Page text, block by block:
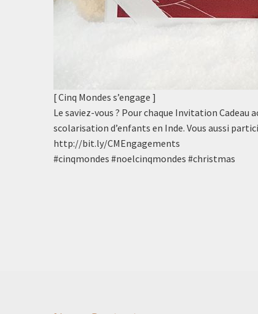
[ Cinq Mondes s’engage ]
Le saviez-vous ? Pour chaque Invitation Cadeau
scolarisation d’enfants en Inde. Vous aussi
http://bit.ly/CMEngagements
#cinqmondes #noelcinqmondes #christmas